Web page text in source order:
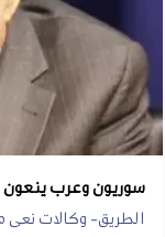
سوريون وعرب ينعون
الطريق- وكالات نعى